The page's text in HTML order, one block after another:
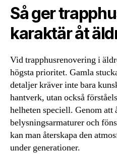
Så ger
karaktär åt
Vid trapphusrenovering i
högsta prioritet. Gamla
detaljer kräver inte bara
hantverk, utan också
helheten speciell. Genom att
belysningsarmaturer och
kan man återskapa den
under generationer.